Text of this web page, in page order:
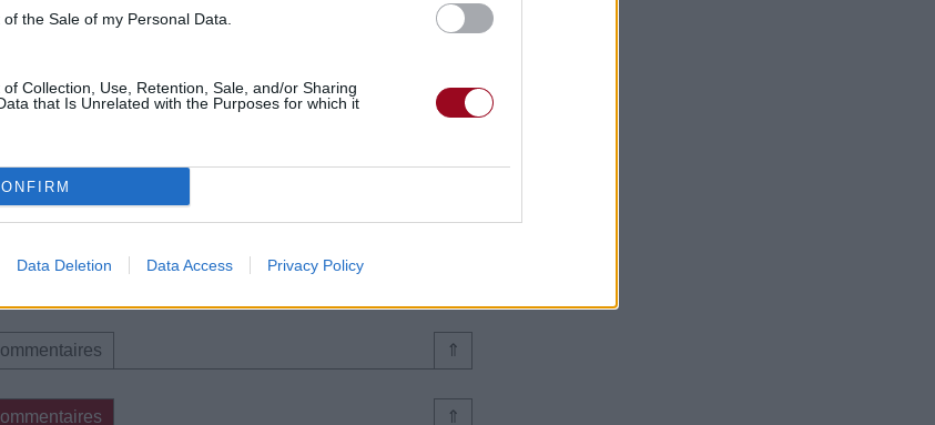
the Sale of my Personal Data.
Collection, Use, Retention, Sale, and/or Sharing
that Is Unrelated with the Purposes for which it
Data Deletion Data Access Privacy Policy
prix sur
⇑
⇑